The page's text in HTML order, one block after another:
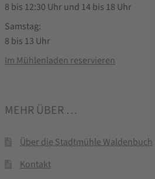
8 bis 12:30 Uhr und 14 bis 18 Uhr
Samstag:
8 bis 13 Uhr
Im Mühlenladen reservieren
MEHR ÜBER …
Über die Stadtmühle Waldenbuch
Kontakt